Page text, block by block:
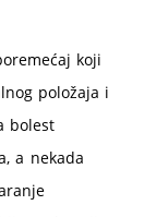
koji
položaja i
bolest
a nekada